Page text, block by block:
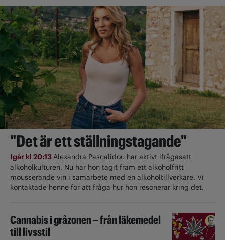
"Det är ett ställningstagande"
Igår kl 20:13Alexandra Pascalidou har aktivt ifrågasatt
alkoholkulturen. Nu har hon tagit fram ett alkoholfritt
mousserande vin i samarbete med en alkoholtillverkare. Vi
kontaktade henne för att fråga hur hon resonerar kring det.
Cannabis i gråzonen – från läkemedel
till livsstil